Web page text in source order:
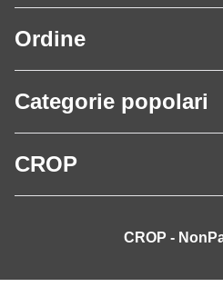
Ordine
Categorie popolari
CROP
CROP -